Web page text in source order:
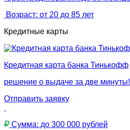
Возраст: от 20 до 85 лет
Кредитные карты
Кредитная карта банка Тинькофф
решение о выдаче за две минуты!
Отправить заявку
Сумма: до 300 000 рублей